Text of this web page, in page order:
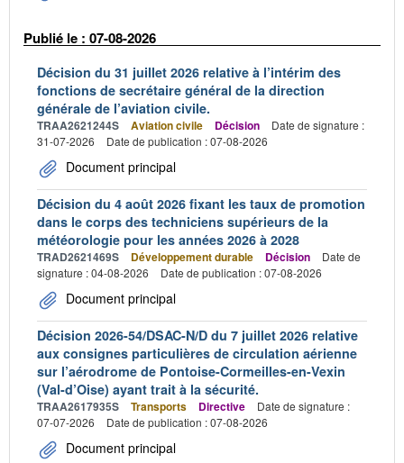
Publié le : 07-08-2026
Décision du 31 juillet 2026 relative à l’intérim des
fonctions de secrétaire général de la direction
générale de l’aviation civile.
TRAA2621244S Aviation civile Décision
Date de signature :
31-07-2026
Date de publication : 07-08-2026
Document principal
Décision du 4 août 2026 fixant les taux de promotion
dans le corps des techniciens supérieurs de la
météorologie pour les années 2026 à 2028
TRAD2621469S Développement durable Décision
Date de
signature : 04-08-2026
Date de publication : 07-08-2026
Document principal
Décision 2026-54/DSAC-N/D du 7 juillet 2026 relative
aux consignes particulières de circulation aérienne
sur l’aérodrome de Pontoise-Cormeilles-en-Vexin
(Val-d’Oise) ayant trait à la sécurité.
TRAA2617935S Transports Directive
Date de signature :
07-07-2026
Date de publication : 07-08-2026
Document principal